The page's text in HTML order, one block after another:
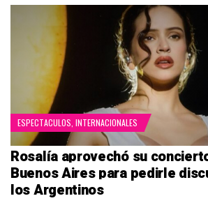
ESPECTACULOS INTERNACIONALES
Rosalía aprovechó su
Buenos Aires para pedirle
los Argentinos